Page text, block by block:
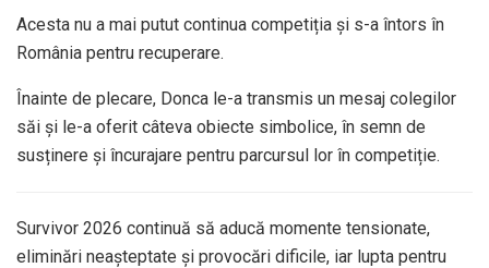
Acesta nu a mai putut continua competiția și s-a întors în
România pentru recuperare.
Înainte de plecare, Donca le-a transmis un mesaj colegilor
săi și le-a oferit câteva obiecte simbolice, în semn de
susținere și încurajare pentru parcursul lor în competiție.
Survivor 2026 continuă să aducă momente tensionate,
eliminări neașteptate și provocări dificile, iar lupta pentru